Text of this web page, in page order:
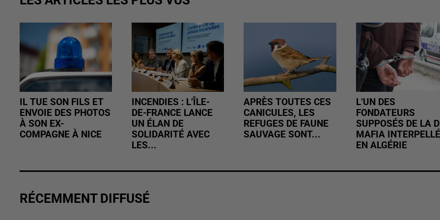
IL TUE SON FILS ET
ENVOIE DES PHOTOS
À SON EX-
COMPAGNE À NICE
INCENDIES : L’ÎLE-
DE-FRANCE LANCE
UN ÉLAN DE
SOLIDARITÉ AVEC
LES...
APRÈS TOUTES CES
CANICULES, LES
REFUGES DE FAUNE
SAUVAGE SONT...
L’UN DES
FONDATEURS
SUPPOSÉS DE LA
MAFIA INTERPELLÉ
EN ALGÉRIE
RÉCEMMENT DIFFUSÉ